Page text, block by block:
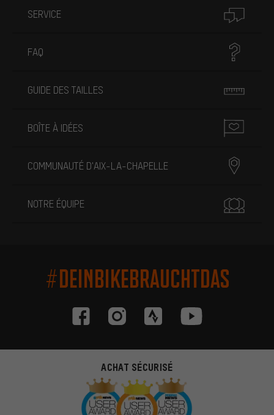
SERVICE
FAQ
GUIDE DES TAILLES
BOÎTE À IDÉES
COMMUNAUTÉ D'AIX-LA-CHAPELLE
NOTRE ÉQUIPE
#DEINBIKEBRAUCHTDAS
ACHAT SÉCURISÉ